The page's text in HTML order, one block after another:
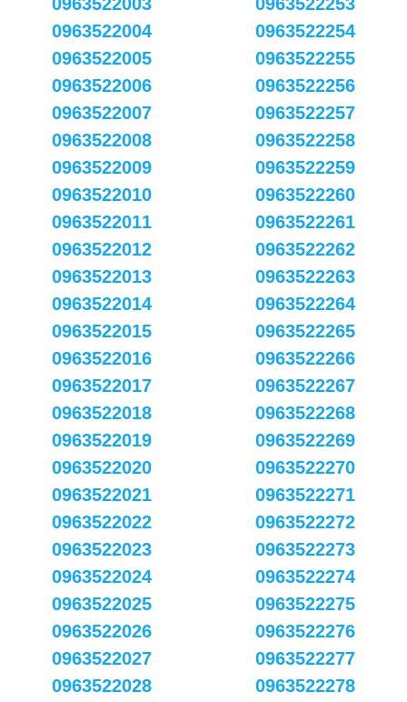
0963522004
0963522005
0963522006
0963522007
0963522008
0963522009
0963522010
0963522011
0963522012
0963522013
0963522014
0963522015
0963522016
0963522017
0963522018
0963522019
0963522020
0963522021
0963522022
0963522023
0963522024
0963522025
0963522026
0963522027
0963522028
0963522254
0963522255
0963522256
0963522257
0963522258
0963522259
0963522260
0963522261
0963522262
0963522263
0963522264
0963522265
0963522266
0963522267
0963522268
0963522269
0963522270
0963522271
0963522272
0963522273
0963522274
0963522275
0963522276
0963522277
0963522278